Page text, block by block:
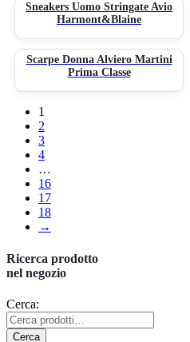
Sneakers Uomo Stringate Avio
Harmont&Blaine
Scarpe Donna Alviero Martini
Prima Classe
1
2
3
4
…
16
17
18
→
Ricerca prodotto
nel negozio
Cerca:
Cerca